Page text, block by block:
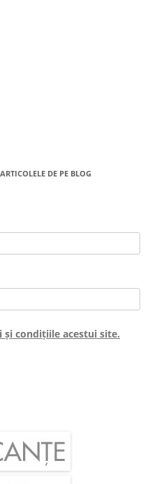
DE PE BLOG
și condițiile acestui site.